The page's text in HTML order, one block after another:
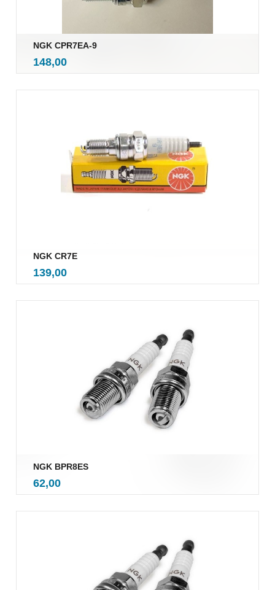
NGK CPR7EA-9
Pris
148,00mva.
NGK CR7E
Pris
139,00mva.
NGK BPR8ES
Pris
62,00mva.